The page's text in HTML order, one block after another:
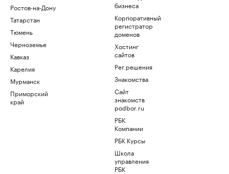
Ростов-на-Дону
Татарстан
Тюмень
Черноземье
Кавказ
Карелия
Мурманск
Приморский
край
бизнеса
Корпоративный
регистратор
доменов
Хостинг
сайтов
Рег.решения
Знакомства
Сайт
знакомств
podbor.ru
РБК
Компании
РБК Курсы
Школа
управления
РБК